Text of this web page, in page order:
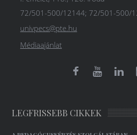
72/501-500/12144; 72/501-500/
univpecs@pte.hu
Médiaajánlat
LEGFRISSEBB CIKKEK